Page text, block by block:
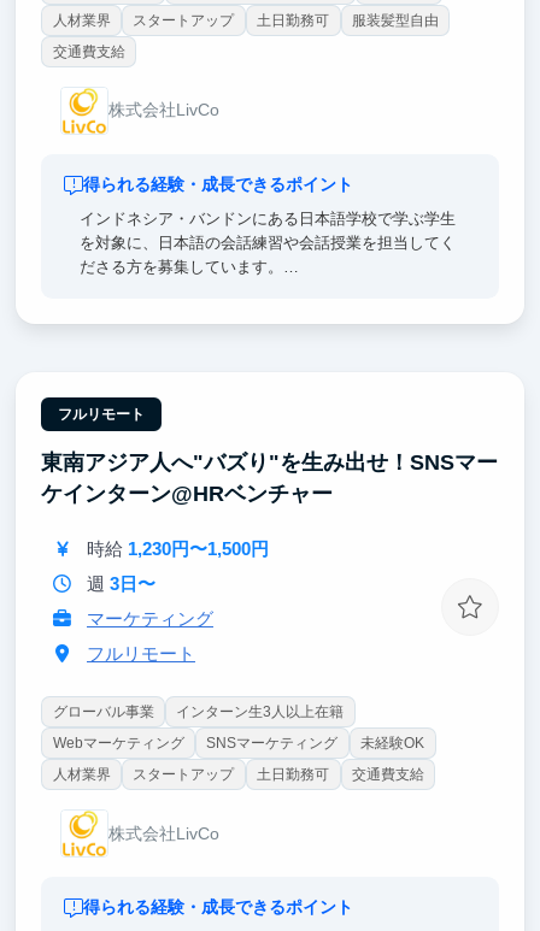
人材業界
スタートアップ 土日勤務可
服装髪型自由
交通費支給
株式会社LivCo
得られる経験・成長できるポイント
インドネシア・バンドンにある日本語学校で学ぶ学生
を対象に、日本語の会話練習や会話授業を担当してく
ださる方を募集しています。
し、メリハリのある授業を一緒に作っていきます。
日本語を通じて、夢に向かって頑張るインドネシアの
若者を応援しませんか？
フルリモート
東南アジア人へ"バズり"を生み出せ！SNSマー
ケインターン@HRベンチャー
時給 1,230円〜1,500円
週 3日〜
マーケティング
フルリモート
グローバル事業
インターン生3人以上在籍
Webマーケティング
SNSマーケティング
未経験OK
人材業界
スタートアップ 土日勤務可 交通費支給
株式会社LivCo
得られる経験・成長できるポイント